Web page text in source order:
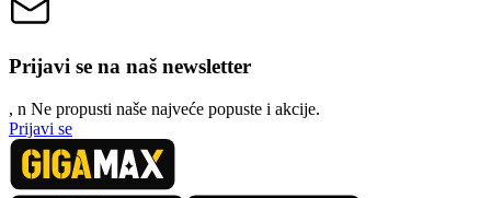
Prijavi se na naš newsletter
, n Ne propusti naše najveće popuste i akcije.
Prijavi se